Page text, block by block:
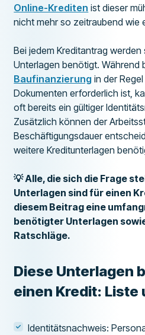
Online-Krediten ist dieser
nicht mehr so zeitraubend wie
Bei jedem Kreditantrag
Unterlagen benötigt. Während
Baufinanzierung in der
Dokumenten erforderlich ist,
oft bereits ein gültiger
Zusätzlich können der
Beschäftigungsdauer
weitere Kreditunterlagen
💡 Alle, die sich die Frage
Unterlagen sind für einen
diesem Beitrag eine
benötigter Unterlagen
Ratschläge.
Diese Unterlagen
einen Kredit: Liste
Identitätsnachweis: